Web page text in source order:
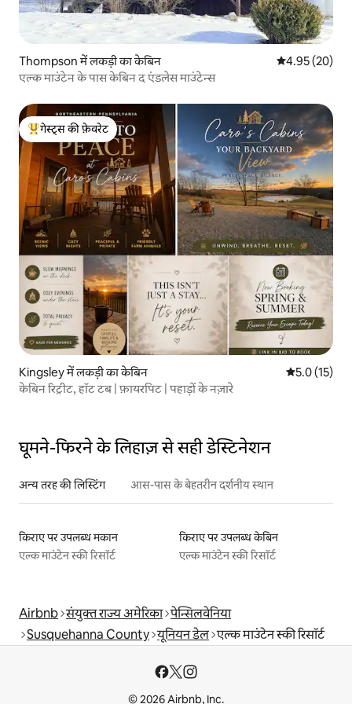
Thompson में लकड़ी का केबिन औसत रेटिंग 5 में
4.95 (20)
एल्क माउंटेन के पास केबिन द एंडलेस माउंटेन्स
गेस्ट्स का टॉप फ़ेवरेट
गेस्ट्स की फ़ेवरेट
Kingsley में लकड़ी का केबिन औसत रेटिंग 5
5.0 (15)
केबिन रिट्रीट, हॉट टब | फ़ायरपिट | पहाड़ों के नज़ारे
घूमने-फिरने के लिहाज़ से सही डेस्टिनेशन
अन्य तरह की लिस्टिंग आस-पास के बेहतरीन दर्शनीय स्थान
किराए पर उपलब्ध मकान
एल्क माउंटेन स्की रिसॉर्ट
किराए पर उपलब्ध केबिन
एल्क माउंटेन स्की रिसॉर्ट
Airbnb संयुक्त राज्य अमेरिका पेन्सिलवेनिया
Susquehanna County यूनियन डेल एल्क माउंटेन स्की रिसॉर्ट
© 2026 Airbnb, Inc.